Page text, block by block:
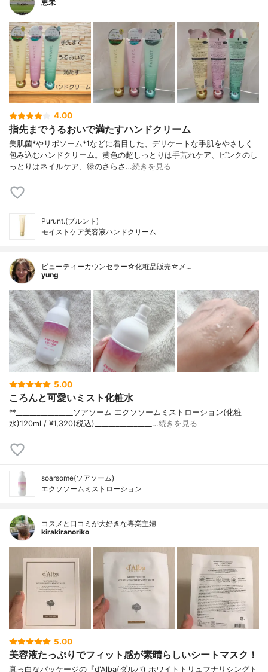
恵未
4.00
指先までうるおいで満たすハンドクリーム
美肌菌*やリポソーム*1などに着目した、デリケートな手肌をやさしく
包み込むハンドクリーム。黄色の超しっとりは手荒れケア、ピンクのし
っとりはネイルケア、緑のさらさ…続きを見る
Purunt.(プルント)
モイストケア美容液ハンドクリーム
ビューティーカウンセラー☆化粧品販売☆メ…
yung
5.00
ころんと可愛いミスト化粧水
**⁡________________⁡ソアソーム ⁡エクソソームミストローション(化粧
水)120ml / ¥1,320(税込)________________…続きを見る
soarsome(ソアソーム)
エクソソームミストローション
コスメと口コミが大好きな専業主婦
kirakiranoriko
5.00
美容液たっぷりでフィット感が素晴らしいシートマスク！
真っ白なパッケージの『d'Alba(ダルバ) ホワイトトリュフナリシングト